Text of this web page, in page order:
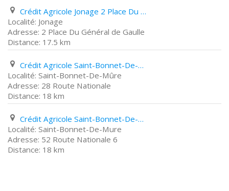
Crédit Agricole Jonage 2 Place Du Général de Gaulle
Jonage
2 Place Du Général de Gaulle
17.5 km
Crédit Agricole Saint-Bonnet-De-Mûre 28 Route Nationale
Saint-Bonnet-De-Mûre
28 Route Nationale
18 km
Crédit Agricole Saint-Bonnet-De-Mure 52 Route Nationale 6
Saint-Bonnet-De-Mure
52 Route Nationale 6
18 km